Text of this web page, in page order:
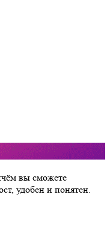
вы сможете
удобен и понятен.